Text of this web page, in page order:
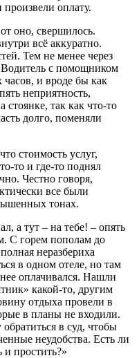
оплату.
оно, свершилось.
всё аккуратно.
Тем не менее через
Водитель с помощником
часов, и вроде бы как
неприятность,
стоянке, так как что-то
долго, поменяли
стоимость услуг,
то и где-то поднял
Честно говоря,
все были
тонах.
а тут – на тебе! – опять
С горем пополам до
неразбериха
в одном отеле, но там
оплачивался. Нашли
какой-то, другим
отдыха провели в
в планы не входили.
в суд, чтобы
неудобства. Есть ли
простить?»